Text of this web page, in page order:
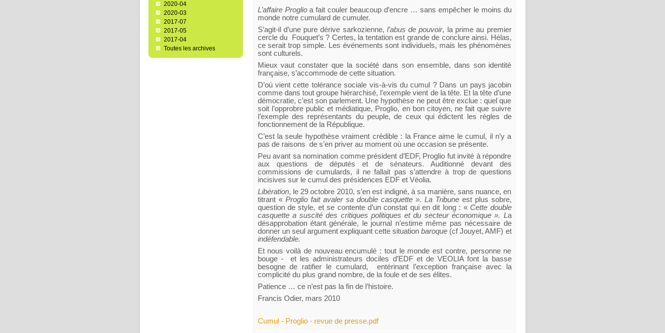
2020-04
2020-03
2017-07
2017-05
2017-04
Toutes les archives
L’affaire Proglio a fait couler beaucoup d’encre … sans empêcher le moins du
monde notre cumulard de cumuler.
S’agit-il d’une pure dérive sarkozienne, l’abus de pouvoir, la prime au premier
cercle du
Fouquet’s ? Certes, la tentation est grande de conclure ainsi. Hélas,
ce serait trop simple. Les événements sont individuels, mais les phénomènes
sont culturels.
Mieux vaut constater que la société dans son ensemble, dans son identité
française, s’accommode de cette situation.
D’où vient cette tolérance sociale vis-à-vis du cumul ? Dans un pays jacobin
comme dans tout groupe hiérarchisé, l’exemple vient de la tête. Et la tête d’une
démocratie, c’est son parlement. Une hypothèse ne peut être exclue : quel que
soit l’opprobre public et médiatique, Proglio, en bon citoyen, ne fait que suivre
l’exemple des représentants du peuple, de ceux qui édictent les règles de
fonctionnement de la République.
C’est la seule hypothèse vraiment crédible : la France aime le cumul, il n’y a
pas de raisons de s’en priver au moment où une occasion se présente.
Peu avant sa nomination comme président d’EDF, Proglio fut invité à répondre
aux questions de députés et de sénateurs. Auditionné devant des
commissions de cumulards, il ne fallait pas s’attendre à trop de questions
incisives sur le cumul des présidences EDF et Véolia.
Libération, le 29 octobre 2010, s’en est indigné, à sa manière, sans nuance, en
titrant « Proglio fait avaler sa double casquette ». La Tribuneest plus sobre,
question de style, et se contente d’un constat qui en dit long : « Cette double
casquette a suscité des critiques politiques et du secteur économique ». L a
désapprobation étant générale, le journal n’estime même pas nécessaire de
donner un seul argument expliquant cette situationbaroque (cf Jouyet, AMF) et
indéfendable.
Et nous voilà de nouveau encumulé : tout le monde est contre, personne ne
bouge -
et les administrateurs dociles d’EDF et de VEOLIA font la basse
besogne de ratifier le cumulard,
entérinant l’exception française avec la
complicité du plus grand nombre, de la foule et de ses élites.
Patience … ce n’est pas la fin de l’histoire.
Francis Odier, mars 2010
Cumul - Proglio - revue de presse.pdf